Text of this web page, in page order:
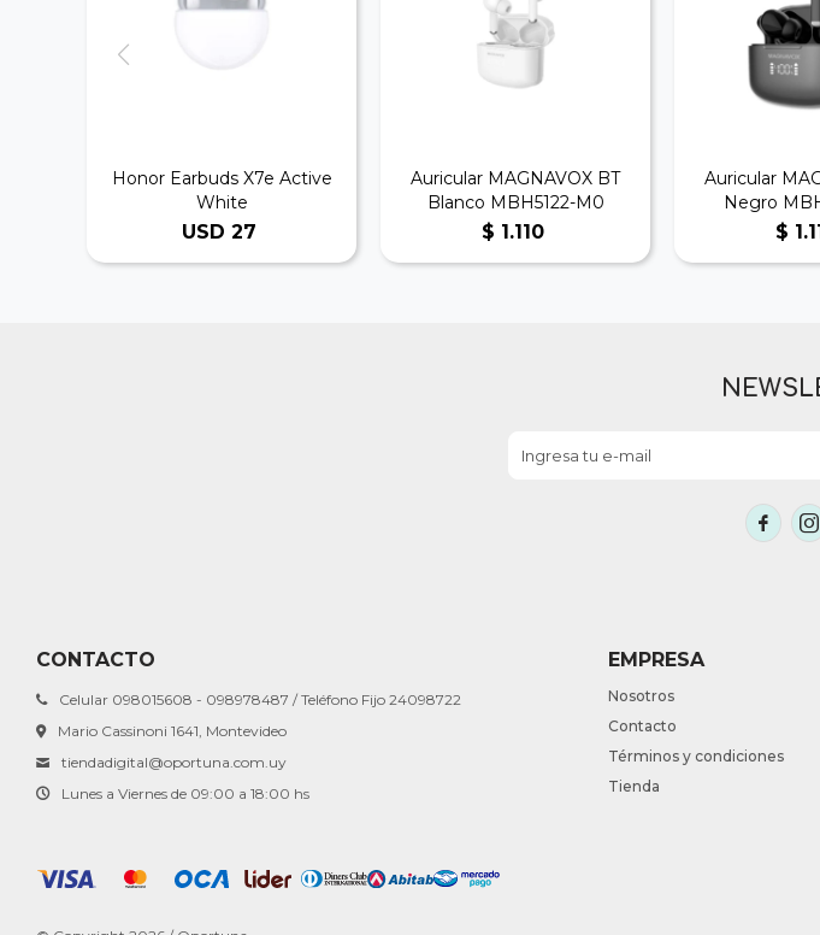
Honor Earbuds X7e Active
White
USD 27
Auricular MAGNAVOX BT
Blanco MBH5122-M0
$ 1.110
Auricular
Negro
$
CONTACTO
Celular 098015608 - 098978487 / Teléfono Fijo 24098722
Mario Cassinoni 1641, Montevideo
tiendadigital@oportuna.com.uy
Lunes a Viernes de 09:00 a 18:00 hs
EMPRESA
Nosotros
Contacto
Términos y condiciones
Tienda
 